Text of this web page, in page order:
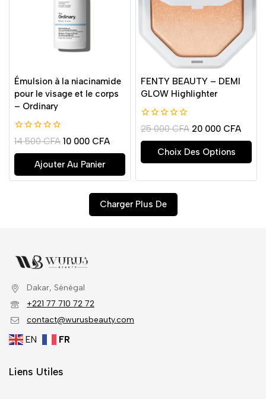
Émulsion à la niacinamide
pour le visage et le corps
– Ordinary
0
de
5
14 500CFA 10 000 CFA
Ajouter Au Panier
FENTY BEAUTY – DEMI
GLOW Highlighter
0
de
5
25 000CFA 20 000 CFA
Choix Des Options
Charger Plus De
Dakar, Sénégal
+221 77 710 72 72
contact@wurusbeauty.com
EN FR
Liens Utiles